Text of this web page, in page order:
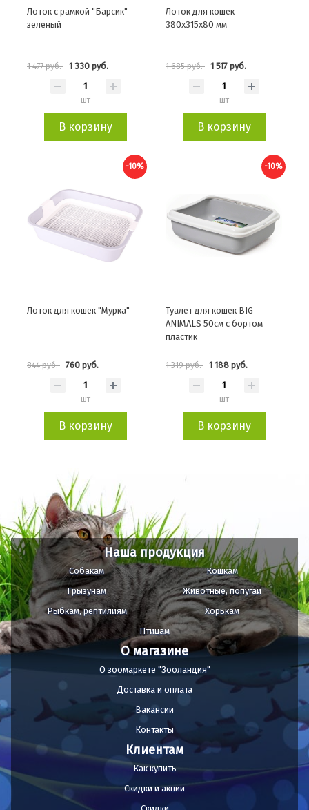
Лоток с рамкой "Барсик"
зелёный
1 477 руб. 1 330 руб.
шт
В корзину
Лоток для кошек
380х315х80 мм
1 685 руб. 1 517 руб.
шт
В корзину
-10%
Лоток для кошек "Мурка"
844 руб. 760 руб.
шт
В корзину
-10%
Туалет для кошек BIG
ANIMALS 50см с бортом
пластик
1 319 руб. 1 188 руб.
шт
В корзину
Наша продукция
Собакам
Кошкам
Грызунам
Животные, попугаи
Рыбкам, рептилиям
Хорькам
Птицам
О магазине
О зоомаркете "Зооландия"
Доставка и оплата
Вакансии
Контакты
Клиентам
Как купить
Скидки и акции